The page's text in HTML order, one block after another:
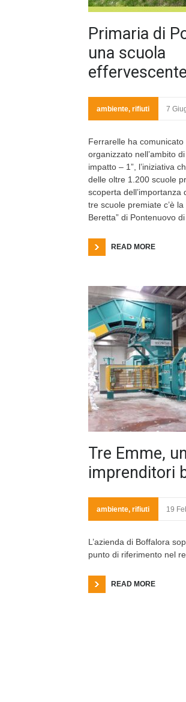
Primaria di
una scuola
effervescente
ambiente, rifiuti 7
Ferrarelle ha
organizzato nell’ambito
impatto – 1”, l’iniziativa
delle oltre 1.200 scuole
scoperta
tre scuole premiate c’è
Beretta” di Pontenuovo
READ MORE
Tre Emme,
imprenditori
ambiente, rifiuti 19
L’azienda di Boffalora
punto di riferimento nel
READ MORE